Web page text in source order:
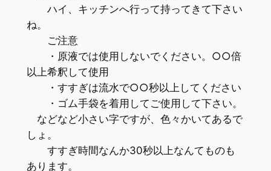
ハイ、キッチンへ行って持ってきて下さい
ね。
ご注意
・原液では使用しないでください。○○倍
以上希釈して使用
・すすぎは流水で○○秒以上してください
・ゴム手袋を着用してご使用して下さい。
などなど小さい字ですが、色々かいてあるで
しょ。
すすぎ時間なんか30秒以上なんてものも
あります。